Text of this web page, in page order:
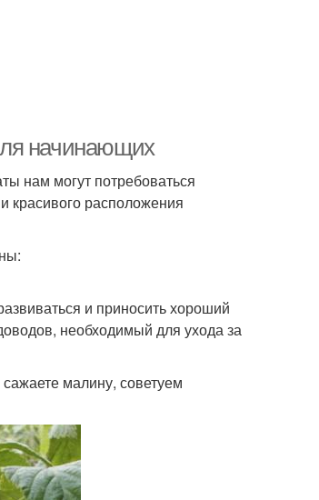
начинающих
нам могут потребоваться
красивого расположения
и приносить хороший
необходимый для ухода за
малину, советуем